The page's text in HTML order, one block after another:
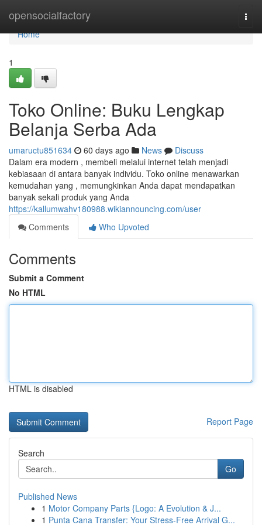
opensocialfactory
Home
Home
1
Toko Online: Buku Lengkap
Belanja Serba Ada
umaructu851634 60 days ago News
Discuss
Dalam era modern , membeli melalui internet telah menjadi
kebiasaan di antara banyak individu. Toko online menawarkan
kemudahan yang , memungkinkan Anda dapat mendapatkan
banyak sekali produk yang Anda
https://kallumwahv180988.wikiannouncing.com/user
Comments
Who Upvoted
Comments
Submit a Comment
No HTML
HTML is disabled
Report Page
Search
Go
Published News
1 Motor Company Parts {Logo: A Evolution & J...
1 Punta Cana Transfer: Your Stress-Free Arrival G...